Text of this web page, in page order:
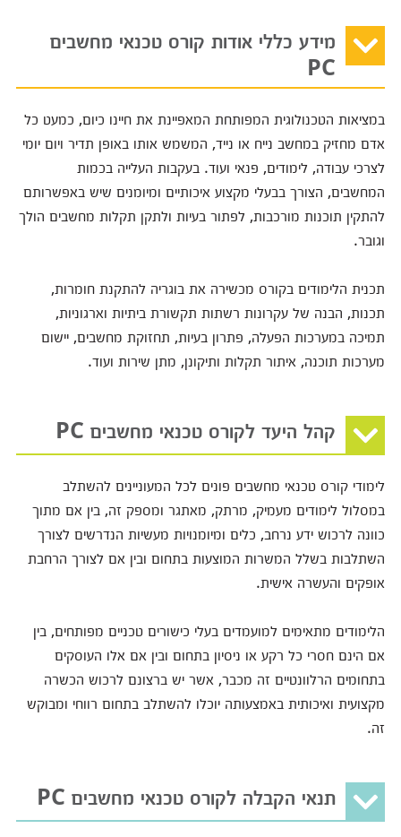
מידע כללי אודות קורס טכנאי מחשבים
PC
במציאות הטכנולוגית המפותחת המאפיינת את חיינו כיום, כמעט כל
אדם מחזיק במחשב נייח או נייד, המשמש אותו באופן תדיר ויום יומי
לצרכי עבודה, לימודים, פנאי ועוד. בעקבות העלייה בכמות
המחשבים, הצורך בבעלי מקצוע איכותיים ומיומנים שיש באפשרותם
להתקין תוכנות מורכבות, לפתור בעיות ולתקן תקלות מחשבים הולך
וגובר.
תכנית הלימודים בקורס מכשירה את בוגריה להתקנת חומרות,
תכנות, הבנה של עקרונות רשתות תקשורת ביתיות וארגוניות,
תמיכה במערכות הפעלה, פתרון בעיות, תחזוקת מחשבים, יישום
מערכות תוכנה, איתור תקלות ותיקונן, מתן שירות ועוד.
קהל היעד לקורס טכנאי מחשבים PC
לימודי קורס טכנאי מחשבים פונים לכל המעוניינים להשתלב
במסלול לימודים מעמיק, מרתק, מאתגר ומספק זה, בין אם מתוך
כוונה לרכוש ידע נרחב, כלים ומיומנויות מעשיות הנדרשים לצורך
השתלבות בשלל המשרות המוצעות בתחום ובין אם לצורך הרחבת
אופקים והעשרה אישית.
הלימודים מתאימים למועמדים בעלי כישורים טכניים מפותחים, בין
אם הינם חסרי כל רקע או ניסיון בתחום ובין אם אלו העוסקים
בתחומים הרלוונטיים זה מכבר, אשר יש ברצונם לרכוש הכשרה
מקצועית ואיכותית באמצעותה יוכלו להשתלב בתחום רווחי ומבוקש
זה.
תנאי הקבלה לקורס טכנאי מחשבים PC